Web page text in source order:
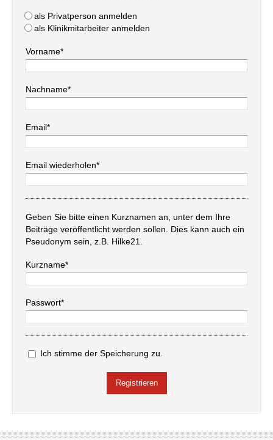
als Privatperson anmelden
als Klinikmitarbeiter anmelden
Vorname*
Nachname*
Email*
Email wiederholen*
Geben Sie bitte einen Kurznamen an, unter dem Ihre
Beiträge veröffentlicht werden sollen. Dies kann auch ein
Pseudonym sein, z.B. Hilke21.
Kurzname*
Passwort*
Ich stimme der Speicherung zu.